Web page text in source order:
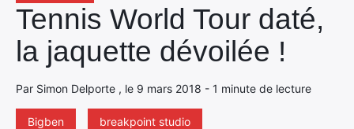
Tennis World Tour daté,
la jaquette dévoilée !
Par Simon Delporte , le 9 mars 2018 - 1 minute de lecture
Bigben
breakpoint studio